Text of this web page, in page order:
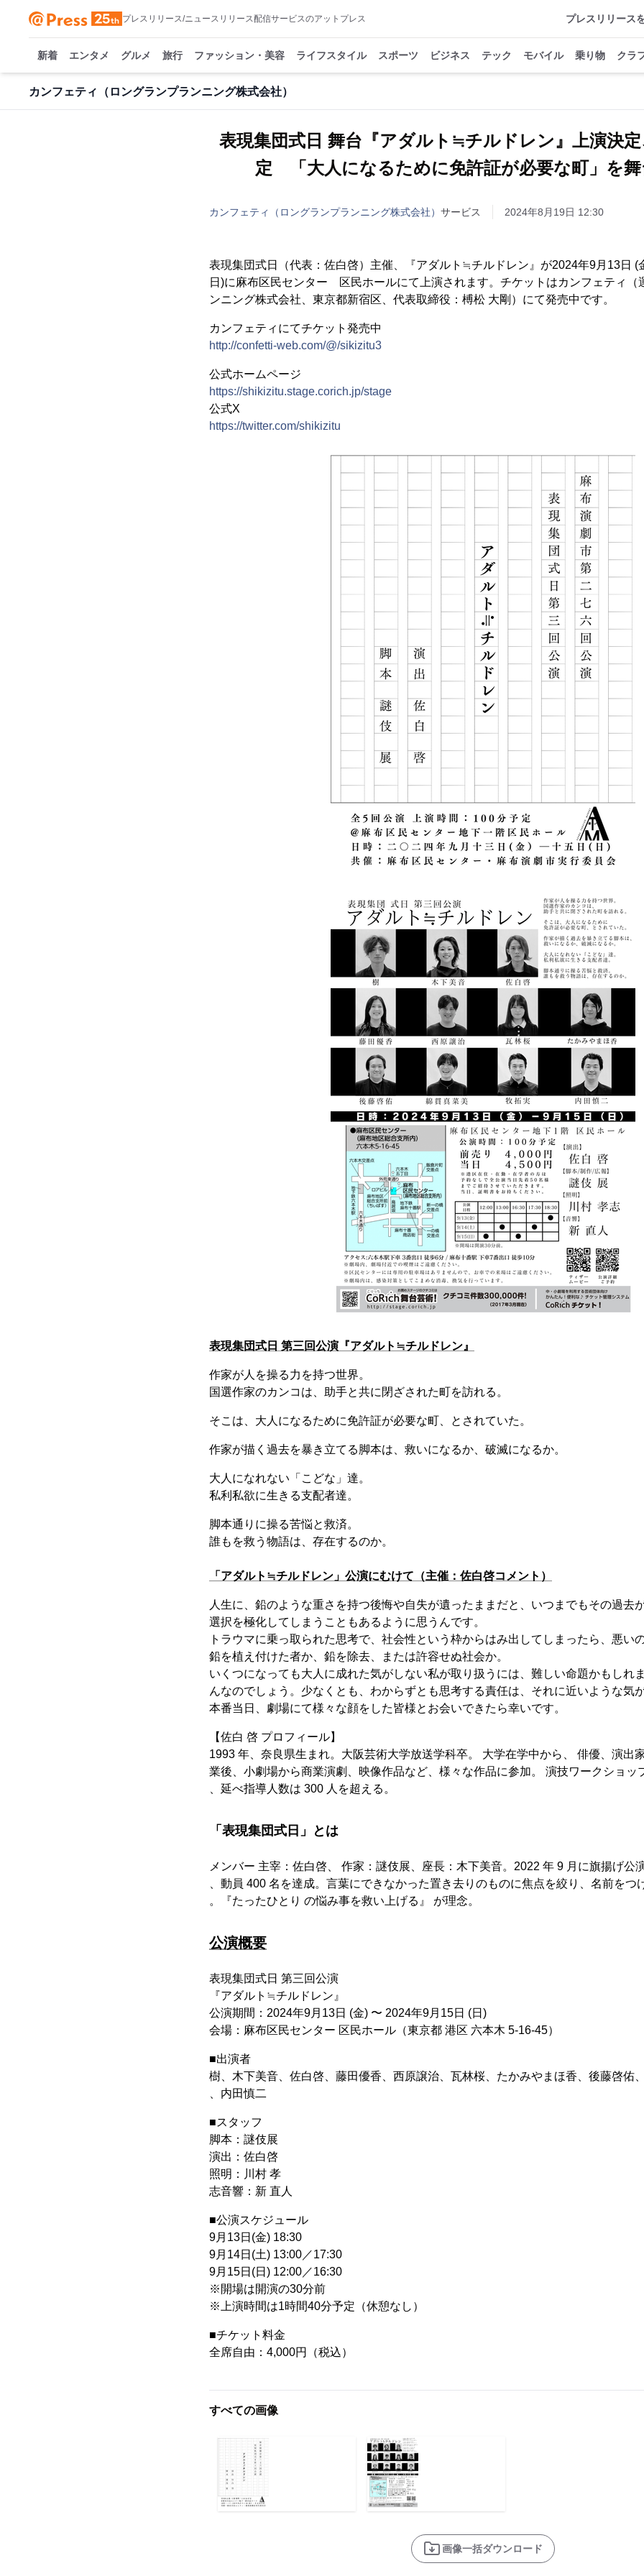
プレスリリース/ニュースリリース配信サービスのアットプレス プレスリリース
新着 エンタメ グルメ 旅行 ファッション・美容 ライフスタイル スポーツ ビジネス テック モバイル 乗り物 クラ
カンフェティ（ロングランプランニング株式会社）
表現集団式日 舞台『アダルト≒チルドレン』上演決
定 「大人になるために免許証が必要な町」を舞
カンフェティ（ロングランプランニング株式会社） サービス 2024年8月19日 12:30
表現集団式日（代表：佐白啓）主催、『アダルト≒チルドレン』が2024年9月13日 (
日)に麻布区民センター 区民ホールにて上演されます。チケットはカンフェティ（
ンニング株式会社、東京都新宿区、代表取締役：榑松 大剛）にて発売中です。
カンフェティにてチケット発売中
http://confetti-web.com/@/sikizitu3
公式ホームページ
https://shikizitu.stage.corich.jp/stage
公式X
https://twitter.com/shikizitu
表現集団式日 第三回公演『アダルト≒チルドレン』
作家が人を操る力を持つ世界。
国選作家のカンコは、助手と共に閉ざされた町を訪れる。
そこは、大人になるために免許証が必要な町、とされていた。
作家が描く過去を暴き立てる脚本は、救いになるか、破滅になるか。
大人になれない「こどな」達。
私利私欲に生きる支配者達。
脚本通りに操る苦悩と救済。
誰もを救う物語は、存在するのか。
「アダルト≒チルドレン」公演にむけて（主催：佐白啓コメント）
人生に、鉛のような重さを持つ後悔や自失が遺ったままだと、いつまでもその過去
選択を極化してしまうこともあるように思うんです。
トラウマに乗っ取られた思考で、社会性という枠からはみ出してしまったら、悪い
鉛を植え付けた者か、鉛を除去、または許容せぬ社会か。
いくつになっても大人に成れた気がしない私が取り扱うには、難しい命題かもしれ
んなのでしょう。少なくとも、わからずとも思考する責任は、それに近いような気が
本番当日、劇場にて様々な顔をした皆様とお会いできたら幸いです。
【佐白 啓 プロフィール】
1993 年、奈良県生まれ。大阪芸術大学放送学科卒。 大学在学中から、 俳優、演出
業後、小劇場から商業演劇、映像作品など、様々な作品に参加。 演技ワークショッ
、延べ指導人数は 300 人を超える。
「表現集団式日」とは
メンバー 主宰：佐白啓、 作家：謎伎展、座長：木下美音。2022 年 9 月に旗揚げ公
、動員 400 名を達成。言葉にできなかった置き去りのものに焦点を絞り、名前をつ
。『たったひとり の悩み事を救い上げる』 が理念。
公演概要
表現集団式日 第三回公演
『アダルト≒チルドレン』
公演期間：2024年9月13日 (金) 〜 2024年9月15日 (日)
会場：麻布区民センター 区民ホール（東京都 港区 六本木 5-16-45）
■出演者
樹、木下美音、佐白啓、藤田優香、西原譲治、瓦林桜、たかみやまほ香、後藤啓佑
、内田慎二
■スタッフ
脚本：謎伎展
演出：佐白啓
照明：川村 孝
志音響：新 直人
■公演スケジュール
9月13日(金) 18:30
9月14日(土) 13:00／17:30
9月15日(日) 12:00／16:30
※開場は開演の30分前
※上演時間は1時間40分予定（休憩なし）
■チケット料金
全席自由：4,000円（税込）
すべての画像
画像一括ダウンロード